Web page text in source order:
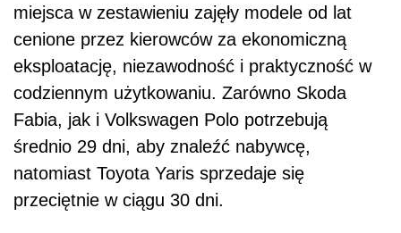
miejsca w zestawieniu zajęły modele od lat
cenione przez kierowców za ekonomiczną
eksploatację, niezawodność i praktyczność w
codziennym użytkowaniu. Zarówno Skoda
Fabia, jak i Volkswagen Polo potrzebują
średnio 29 dni, aby znaleźć nabywcę,
natomiast Toyota Yaris sprzedaje się
przeciętnie w ciągu 30 dni.